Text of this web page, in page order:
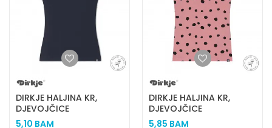
DIRKJE HALJINA KR,
DJEVOJČICE
5,10 BAM
DIRKJE HALJINA KR,
DJEVOJČICE
5,85 BAM